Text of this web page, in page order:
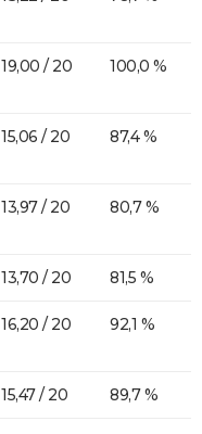
19,00 / 20 100,0 %
15,06 / 20 87,4 %
13,97 / 20 80,7 %
13,70 / 20 81,5 %
16,20 / 20 92,1 %
15,47 / 20 89,7 %